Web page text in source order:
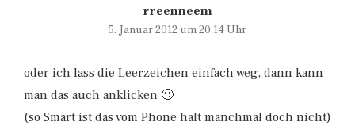
rreenneem
5. Januar 2012 um 20:14 Uhr
oder ich lass die Leerzeichen einfach weg, dann kann
man das auch anklicken 🙂
(so Smart ist das vom Phone halt manchmal doch nicht)